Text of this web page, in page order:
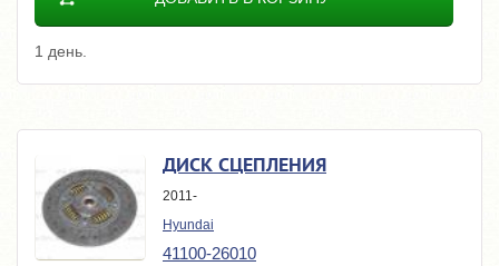
1 день.
ДИСК СЦЕПЛЕНИЯ
2011-
Hyundai
41100-26010